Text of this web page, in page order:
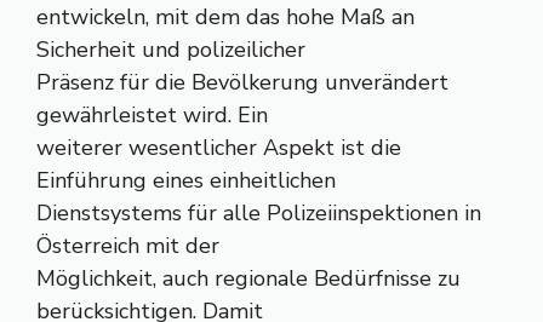
entwickeln, mit dem das hohe Maß an
Sicherheit und polizeilicher
Präsenz für die Bevölkerung unverändert
gewährleistet wird. Ein
weiterer wesentlicher Aspekt ist die
Einführung eines einheitlichen
Dienstsystems für alle Polizeiinspektionen in
Österreich mit der
Möglichkeit, auch regionale Bedürfnisse zu
berücksichtigen. Damit